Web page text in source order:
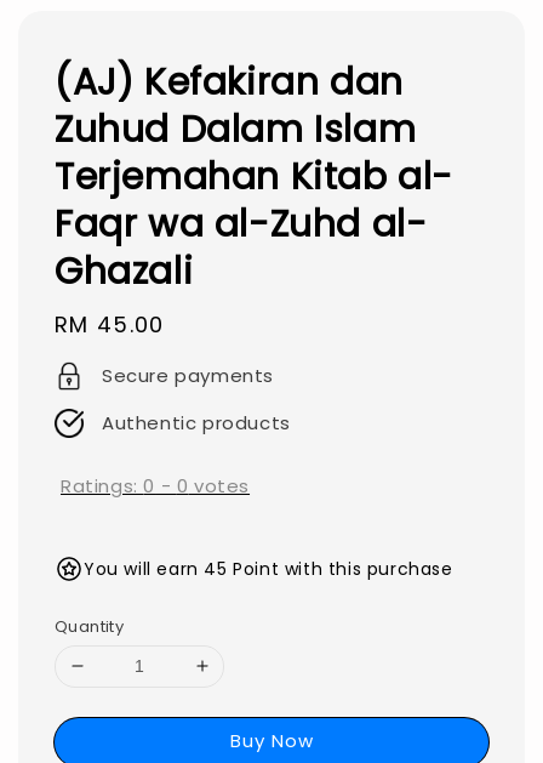
(AJ) Kefakiran dan
Zuhud Dalam Islam
Terjemahan Kitab al-
Faqr wa al-Zuhd al-
Ghazali
Regular
price
RM 45.00
Secure payments
Authentic products
Ratings:0 - 0 votes
You will earn 45 Point with this purchase
Quantity
Buy Now